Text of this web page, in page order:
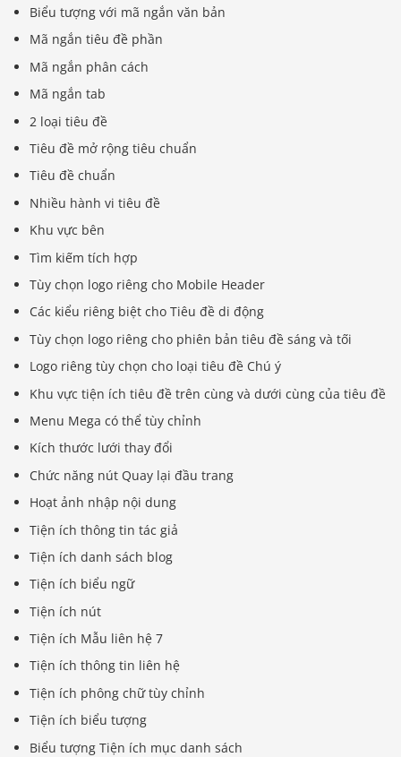
Biểu tượng với mã ngắn văn bản
Mã ngắn tiêu đề phần
Mã ngắn phân cách
Mã ngắn tab
2 loại tiêu đề
Tiêu đề mở rộng tiêu chuẩn
Tiêu đề chuẩn
Nhiều hành vi tiêu đề
Khu vực bên
Tìm kiếm tích hợp
Tùy chọn logo riêng cho Mobile Header
Các kiểu riêng biệt cho Tiêu đề di động
Tùy chọn logo riêng cho phiên bản tiêu đề sáng và tối
Logo riêng tùy chọn cho loại tiêu đề Chú ý
Khu vực tiện ích tiêu đề trên cùng và dưới cùng của tiêu đề
Menu Mega có thể tùy chỉnh
Kích thước lưới thay đổi
Chức năng nút Quay lại đầu trang
Hoạt ảnh nhập nội dung
Tiện ích thông tin tác giả
Tiện ích danh sách blog
Tiện ích biểu ngữ
Tiện ích nút
Tiện ích Mẫu liên hệ 7
Tiện ích thông tin liên hệ
Tiện ích phông chữ tùy chỉnh
Tiện ích biểu tượng
Biểu tượng Tiện ích mục danh sách